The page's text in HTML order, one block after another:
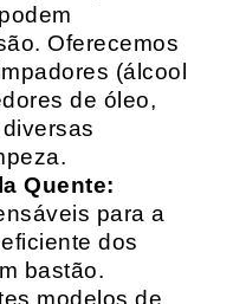
Oferecemos
(álcool
de óleo,
Quente:
para a
dos
bastão.
modelos de